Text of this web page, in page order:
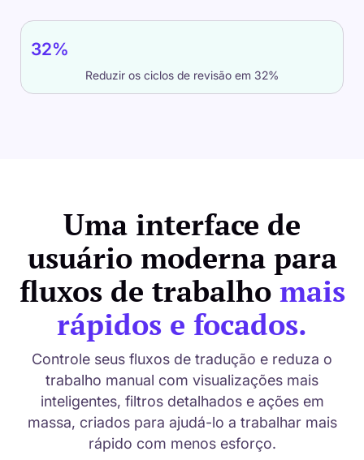
32%
Reduzir os ciclos de revisão em 32%
Uma interface de
usuário moderna para
fluxos de trabalho mais
rápidos e focados.
Controle seus fluxos de tradução e reduza o
trabalho manual com visualizações mais
inteligentes, filtros detalhados e ações em
massa, criados para ajudá-lo a trabalhar mais
rápido com menos esforço.